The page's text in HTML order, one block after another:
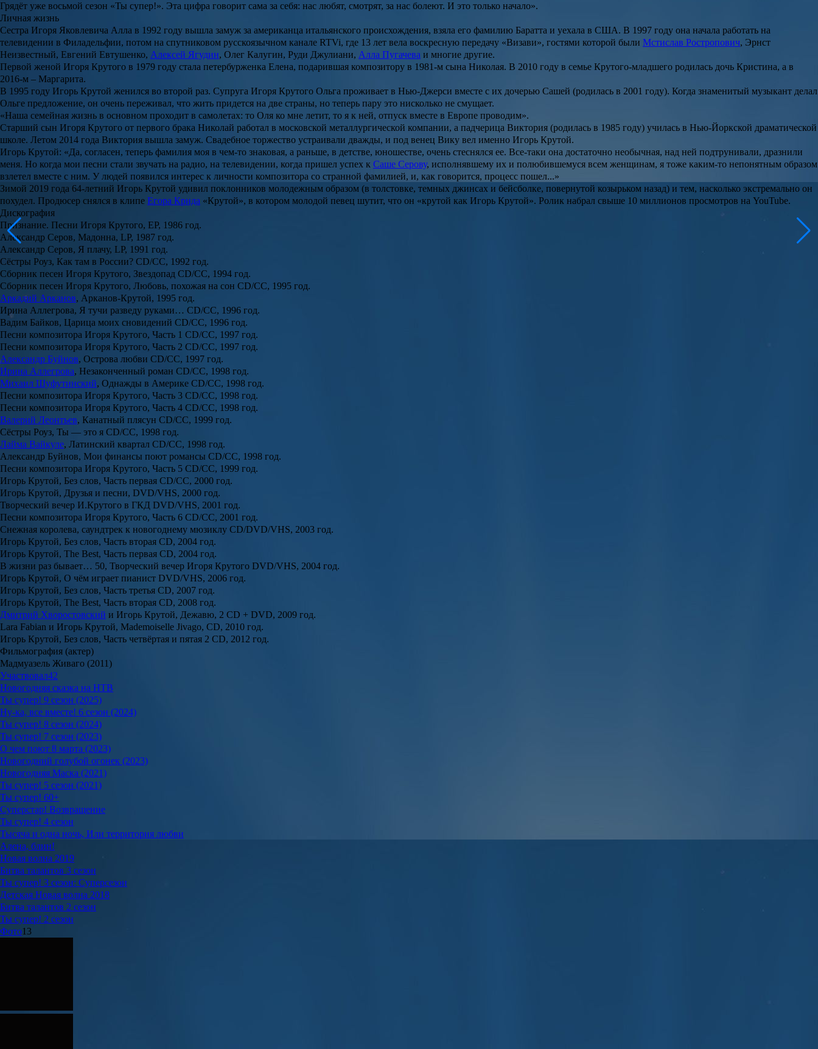
Грядёт уже восьмой сезон «Ты супер!». Эта цифра говорит сама за себя: нас любят, смотрят, за нас болеют. И это только начало».
Личная жизнь
Сестра Игоря Яковлевича Алла в 1992 году вышла замуж за американца итальянского происхождения, взяла его фамилию Баратта и уехала в США. В 1997 году она начала работать на
телевидении в Филадельфии, потом на спутниковом русскоязычном канале RTVi, где 13 лет вела воскресную передачу «Визави», гостями которой были Мстислав Ростропович, Эрнст
Неизвестный, Евгений Евтушенко, Алексей Ягудин, Олег Калугин, Руди Джулиани, Алла Пугачева и многие другие.
Первой женой Игоря Крутого в 1979 году стала петербурженка Елена, подарившая композитору в 1981-м сына Николая. В 2010 году в семье Крутого-младшего родилась дочь Кристина, а в
2016-м – Маргарита.
В 1995 году Игорь Крутой женился во второй раз. Супруга Игоря Крутого Ольга проживает в Нью-Джерси вместе с их дочерью Сашей (родилась в 2001 году). Когда знаменитый музыкант делал
Ольге предложение, он очень переживал, что жить придется на две страны, но теперь пару это нисколько не смущает.
«Наша семейная жизнь в основном проходит в самолетах: то Оля ко мне летит, то я к ней, отпуск вместе в Европе проводим».
Старший сын Игоря Крутого от первого брака Николай работал в московской металлургической компании, а падчерица Виктория (родилась в 1985 году) училась в Нью-Йоркской драматической
школе. Летом 2014 года Виктория вышла замуж. Свадебное торжество устраивали дважды, и под венец Вику вел именно Игорь Крутой.
Игорь Крутой: «Да, согласен, теперь фамилия моя в чем-то знаковая, а раньше, в детстве, юношестве, очень стеснялся ее. Все-таки она достаточно необычная, над ней подтрунивали, дразнили
меня. Но когда мои песни стали звучать на радио, на телевидении, когда пришел успех к Саше Серову, исполнявшему их и полюбившемуся всем женщинам, я тоже каким-то непонятным образом
взлетел вместе с ним. У людей появился интерес к личности композитора со странной фамилией, и, как говорится, процесс пошел...»
Зимой 2019 года 64-летний Игорь Крутой удивил поклонников молодежным образом (в толстовке, темных джинсах и бейсболке, повернутой козырьком назад) и тем, насколько экстремально он
похудел. Продюсер снялся в клипе Егора Крида «Крутой», в котором молодой певец шутит, что он «крутой как Игорь Крутой». Ролик набрал свыше 10 миллионов просмотров на YouTube.
Дискография
Признание. Песни Игоря Крутого, EP, 1986 год.
Александр Серов, Мадонна, LP, 1987 год.
Александр Серов, Я плачу, LP, 1991 год.
Сёстры Роуз, Как там в России? CD/CC, 1992 год.
Сборник песен Игоря Крутого, Звездопад CD/CC, 1994 год.
Сборник песен Игоря Крутого, Любовь, похожая на сон CD/CC, 1995 год.
Аркадий Арканов, Арканов-Крутой, 1995 год.
Ирина Аллегрова, Я тучи разведу руками… CD/CC, 1996 год.
Вадим Байков, Царица моих сновидений CD/CC, 1996 год.
Песни композитора Игоря Крутого, Часть 1 CD/CC, 1997 год.
Песни композитора Игоря Крутого, Часть 2 CD/CC, 1997 год.
Александр Буйнов, Острова любви CD/CC, 1997 год.
Ирина Аллегрова, Незаконченный роман CD/CC, 1998 год.
Михаил Шуфутинский, Однажды в Америке CD/CC, 1998 год.
Песни композитора Игоря Крутого, Часть 3 CD/CC, 1998 год.
Песни композитора Игоря Крутого, Часть 4 CD/CC, 1998 год.
Валерий Леонтьев, Канатный плясун CD/CC, 1999 год.
Сёстры Роуз, Ты — это я CD/CC, 1998 год.
Лайма Вайкуле, Латинский квартал CD/CC, 1998 год.
Александр Буйнов, Мои финансы поют романсы CD/CC, 1998 год.
Песни композитора Игоря Крутого, Часть 5 CD/CC, 1999 год.
Игорь Крутой, Без слов, Часть первая CD/CC, 2000 год.
Игорь Крутой, Друзья и песни, DVD/VHS, 2000 год.
Творческий вечер И.Крутого в ГКД DVD/VHS, 2001 год.
Песни композитора Игоря Крутого, Часть 6 CD/CC, 2001 год.
Снежная королева, саундтрек к новогоднему мюзиклу CD/DVD/VHS, 2003 год.
Игорь Крутой, Без слов, Часть вторая CD, 2004 год.
Игорь Крутой, The Best, Часть первая CD, 2004 год.
В жизни раз бывает… 50, Творческий вечер Игоря Крутого DVD/VHS, 2004 год.
Игорь Крутой, О чём играет пианист DVD/VHS, 2006 год.
Игорь Крутой, Без слов, Часть третья CD, 2007 год.
Игорь Крутой, The Best, Часть вторая CD, 2008 год.
Дмитрий Хворостовский и Игорь Крутой, Дежавю, 2 CD + DVD, 2009 год.
Lara Fabian и Игорь Крутой, Mademoiselle Jivago, CD, 2010 год.
Игорь Крутой, Без слов, Часть четвёртая и пятая 2 CD, 2012 год.
Фильмография (актер)
Мадмуазель Живаго (2011)
Участвовал42
Новогодняя сказка на НТВ
Ты супер! 9 сезон (2025)
Ну-ка, все вместе! 6 сезон (2024)
Ты супер! 8 сезон (2024)
Ты супер! 7 сезон (2023)
О чем поют 8 марта (2023)
Новогодний голубой огонек (2023)
Новогодняя Маска (2021)
Ты супер! 5 сезон (2021)
Ты супер! 60+
Суперстар! Возвращение
Ты супер! 4 сезон
Тысяча и одна ночь, Или территория любви
Алена, блин!
Новая волна 2019
Битва талантов 3 сезон
Ты супер! 3 сезон: Суперсезон
Детская Новая волна 2018
Битва талантов 2 сезон
Ты супер! 2 сезон
Фото13